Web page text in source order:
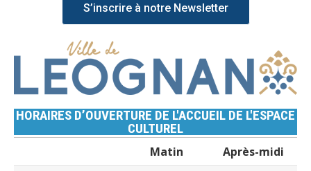
S’inscrire à notre Newsletter
HORAIRES D’OUVERTURE DE L'ACCUEIL DE L'ESPACE
CULTUREL
Matin
Après-midi